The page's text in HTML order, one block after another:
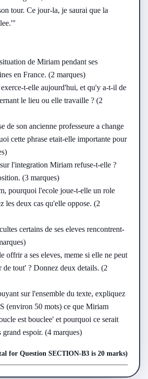
tour. Ce jour-la, je saurai que la
de Miriam pendant ses
en France. (2 marques)
t-elle aujourd'hui, et qu'y a-t-il de
le lieu ou elle travaille ? (2
de son ancienne professeure a change
cette phrase etait-elle importante pour
l'integration Miriam refuse-t-elle ?
(3 marques)
pourquoi l'ecole joue-t-elle un role
les deux cas qu'elle oppose. (2
certains de ses eleves rencontrent-
offrir a ses eleves, meme si elle ne peut
de tout' ? Donnez deux details. (2
sur l'ensemble du texte, expliquez
(environ 50 mots) ce que Miriam
est bouclee' et pourquoi ce serait
espoir. (4 marques)
for Question SECTION-B3is 20 marks)